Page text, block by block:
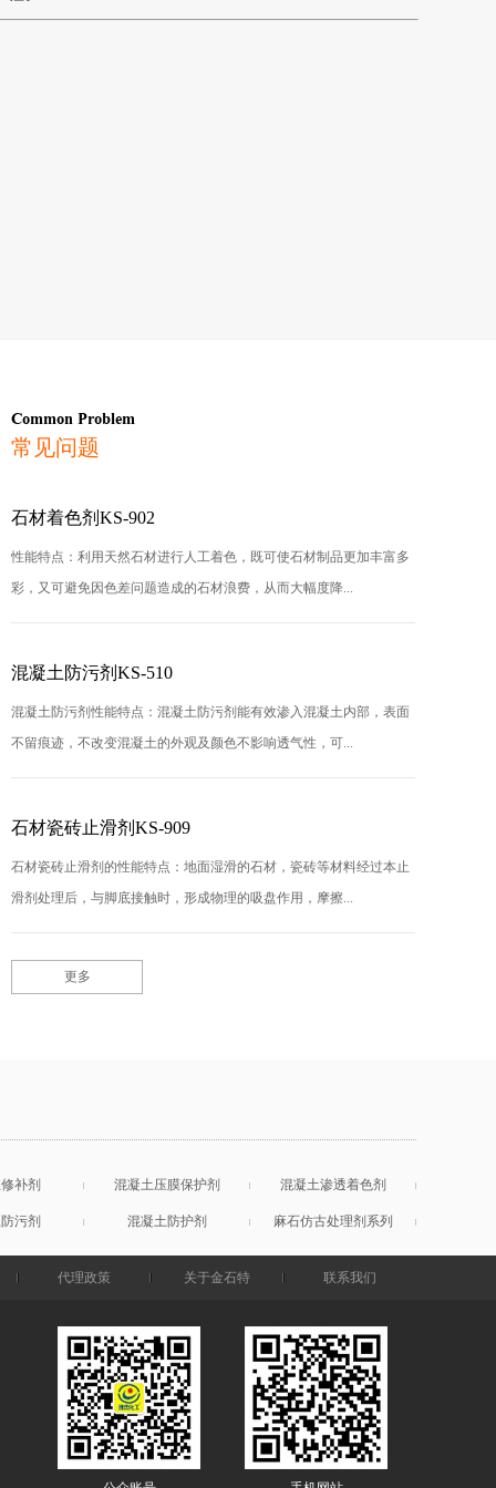
Common Problem
常见问题
石材着色剂KS-902
性能特点：利用天然石材进行人工着色，既可使石材制品更加丰富多
彩，又可避免因色差问题造成的石材浪费，从而大幅度降...
混凝土防污剂KS-510
混凝土防污剂性能特点：混凝土防污剂能有效渗入混凝土内部，表面
不留痕迹，不改变混凝土的外观及颜色不影响透气性，可...
石材瓷砖止滑剂KS-909
石材瓷砖止滑剂的性能特点：地面湿滑的石材，瓷砖等材料经过本止
滑剂处理后，与脚底接触时，形成物理的吸盘作用，摩擦...
更多
补剂 混凝土压膜保护剂 混凝土渗透着色剂
污剂 混凝土防护剂 麻石仿古处理剂系列
代理政策 关于金石特 联系我们